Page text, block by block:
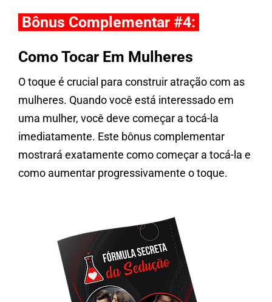
Bônus Complementar #4:
Como Tocar Em Mulheres
O toque é crucial para construir atração com as
mulheres. Quando você está interessado em
uma mulher, você deve começar a tocá-la
imediatamente. Este bônus complementar
mostrará exatamente como começar a tocá-la e
como aumentar progressivamente o toque.